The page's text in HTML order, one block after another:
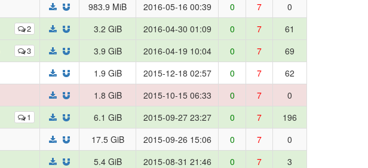
983.9 MiB 2016-05-16 00:39 0 7 0
2 3.2 GiB 2016-04-30 01:09 0 7 61
3 3.9 GiB 2016-04-19 10:04 0 7
69
1.9 GiB 2015-12-18 02:57 0 7
62
1.8 GiB 2015-10-15 06:33 0 7 0
1 6.1 GiB 2015-09-27 23:27 0 7
196
17.5 GiB 2015-09-26 15:06 0 7
0
5.4 GiB 2015-08-31 21:46 0 7 3